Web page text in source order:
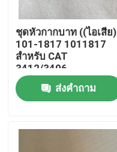
วิดีโอ
เกี่ยวกับเรา
ทัวร์โรงงาน
ชุดหัวกากบาท ((ไอเสีย)
101-1817 1011817
สำหรับ CAT
3412/3406
ส่งคำถาม